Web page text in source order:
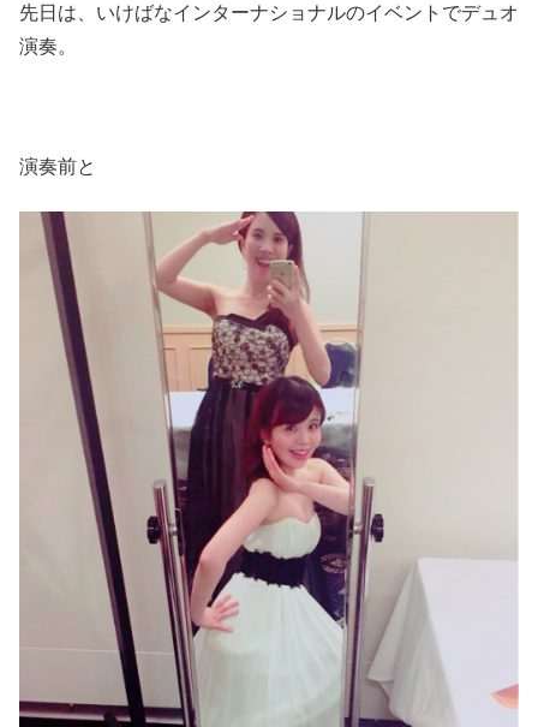
先日は、いけばなインターナショナルのイベントでデュオ
演奏。
演奏前と